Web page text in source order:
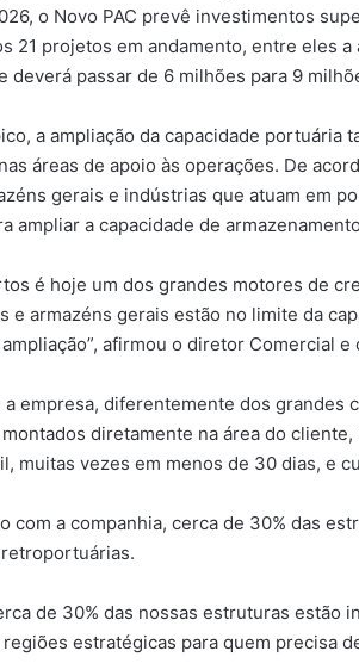
o Novo PAC prevê investimentos
21 projetos em andamento, entre eles
deverá passar de 6 milhões para 9
a ampliação da capacidade
áreas de apoio às operações. De
gerais e indústrias que atuam em
ampliar a capacidade de
é hoje um dos grandes motores de
e armazéns gerais estão no limite da
afirmou o diretor Comercial e
empresa, diferentemente dos grandes
diretamente na área do
muitas vezes em menos de 30 dias, e
com a companhia, cerca de 30% das
de 30% das nossas estruturas
estratégicas para quem precisa